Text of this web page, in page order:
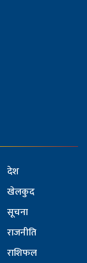
देश
खेलकुद
सूचना
राजनीति
राशिफल